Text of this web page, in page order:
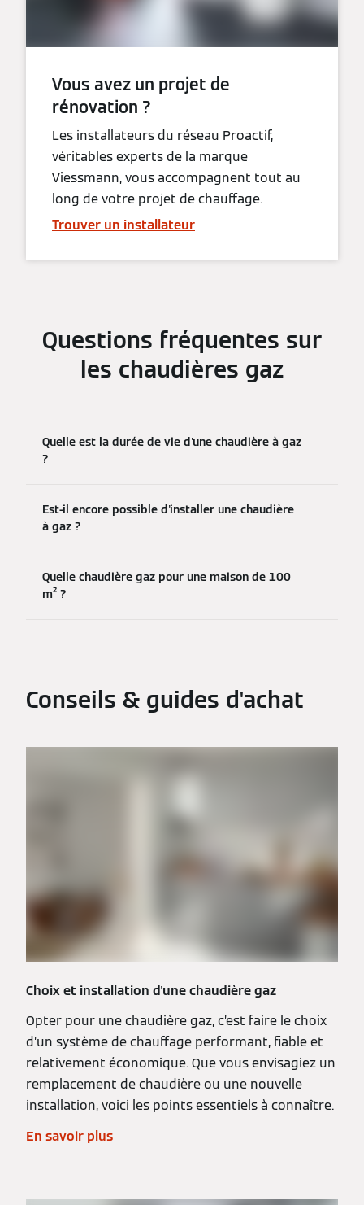
Vous avez un projet de
rénovation ?
Les installateurs du réseau Proactif,
véritables experts de la marque
Viessmann, vous accompagnent tout au
long de votre projet de chauffage.
Trouver un installateur
Questions fréquentes sur
les chaudières gaz
Quelle est la durée de vie d'une chaudière à gaz
?
Est-il encore possible d'installer une chaudière
à gaz ?
Quelle chaudière gaz pour une maison de 100
m² ?
Conseils & guides d'achat
Choix et installation d'une chaudière gaz
Opter pour une chaudière gaz, c’est faire le choix
d’un système de chauffage performant, fiable et
relativement économique. Que vous envisagiez un
remplacement de chaudière ou une nouvelle
installation, voici les points essentiels à connaître.
En savoir plus